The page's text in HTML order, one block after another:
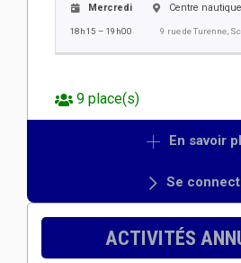
Mercredi
18h15 – 19h00
Centre nautique de
9 rue de Turenne,
9 place(s)
En savoir
Se
ACTIVITÉS